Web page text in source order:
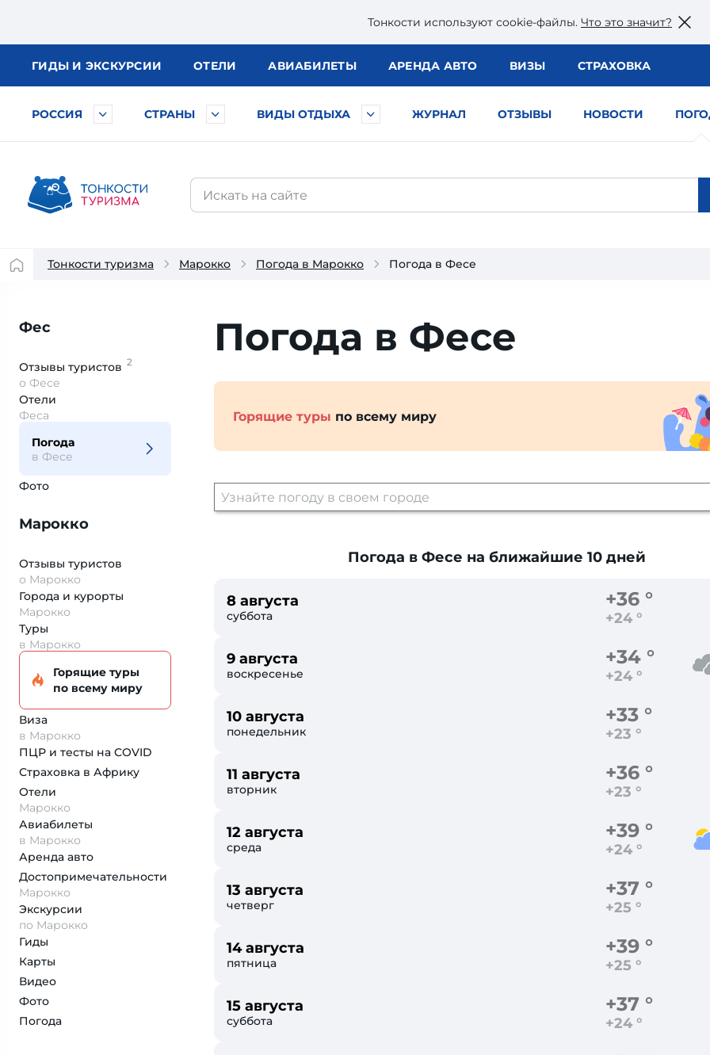
Тонкости используют сookie-файлы. Что это значит?
ГИДЫ И ЭКСКУРСИИ ОТЕЛИ АВИАБИЛЕТЫ АРЕНДА АВТО ВИЗЫ СТРАХОВКА
РОССИЯ СТРАНЫ ВИДЫ ОТДЫХА ЖУРНАЛ ОТЗЫВЫ НОВОСТИ
Тонкости туризма Марокко Погода в Марокко Погода в Фесе
Фес
Отзывы туристов 2
о Фесе
Отели
Феса
Погода
в Фесе
Фото
Марокко
Отзывы туристов
о Марокко
Города и курорты
Марокко
Туры
в Марокко
Горящие туры
по всему миру
Виза
в Марокко
ПЦР и тесты на COVID
Страховка в Африку
Отели
Марокко
Авиабилеты
в Марокко
Аренда авто
Достопримеча­тельности
Марокко
Экскурсии
по Марокко
Гиды
Карты
Видео
Фото
Погода
Погода в Фесе
Горящие туры по всему миру
Погода в Фесе на ближайшие 10 дней
8 августа
суббота
+36 °
+24 °
9 августа
воскресенье
+34 °
+24 °
10 августа
понедельник
+33 °
+23 °
11 августа
вторник
+36 °
+23 °
12 августа
среда
+39 °
+24 °
13 августа
четверг
+37 °
+25 °
14 августа
пятница
+39 °
+25 °
15 августа
суббота
+37 °
+24 °